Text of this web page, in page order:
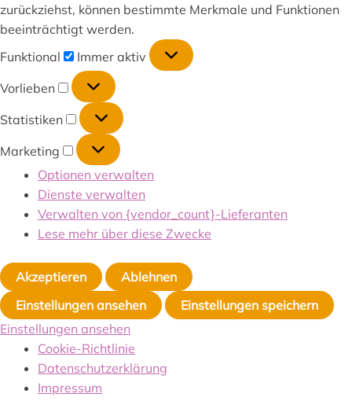
zurückziehst, können bestimmte Merkmale und Funktionen
beeinträchtigt werden.
Funktional
Immer aktiv
Vorlieben
Statistiken
Marketing
Optionen verwalten
Dienste verwalten
Verwalten von {vendor_count}-Lieferanten
Lese mehr über diese Zwecke
Akzeptieren
Ablehnen
Einstellungen ansehen
Einstellungen speichern
Einstellungen ansehen
Cookie-Richtlinie
Datenschutzerklärung
Impressum